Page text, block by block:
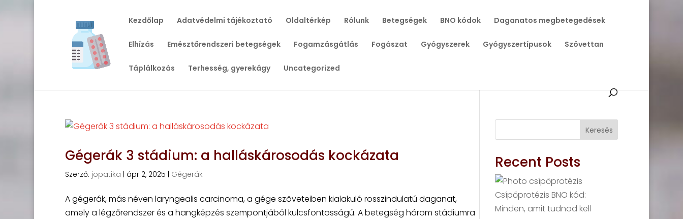
Kezdőlap Adatvédelmi tájékoztató Oldaltérkép Rólunk Betegségek BNO kódok Daganatos megbetegedések
Elhízás Emésztőrendszeri betegségek Fogamzásgátlás Fogászat Gyógyszerek Gyógyszertípusok Szövettan
Táplálkozás Terhesség, gyerekágy Uncategorized
Gégerák 3 stádium: a halláskárosodás kockázata
Szerző: jopatika ápr 2, 2025 Gégerák
A gégerák, más néven laryngealis carcinoma, a gége szöveteiben kialakuló rosszindulatú daganat,
amely a légzőrendszer és a hangképzés szempontjából kulcsfontosságú. A betegség három stádiumra
Keresés
Recent Posts
Csípőprotézis BNO kód:
Minden, amit tudnod kell